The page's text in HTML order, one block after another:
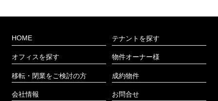
HOME
オフィスを探す
移転・閉業をご検討の方
会社情報
テナントを探す
物件オーナー様
成約物件
お問合せ